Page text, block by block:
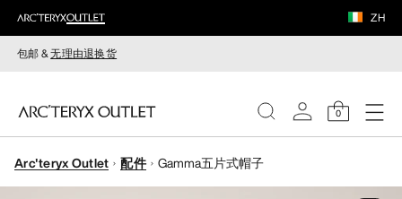
ZH
包邮 &无理由退换货
0
女装
Arc'teryx Outlet 配件 Gamma五片式帽子